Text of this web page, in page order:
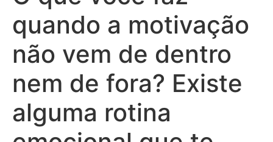
quando a motivação
não vem de dentro
nem de fora? Existe
alguma rotina